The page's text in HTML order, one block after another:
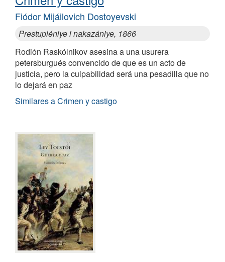
Fiódor Mijáilovich Dostoyevski
Prestupléniye i nakazániye, 1866
Rodión Raskólnikov asesina a una usurera
petersburgués convencido de que es un acto de
justicia, pero la culpabilidad será una pesadilla que no
lo dejará en paz
Similares a Crimen y castigo